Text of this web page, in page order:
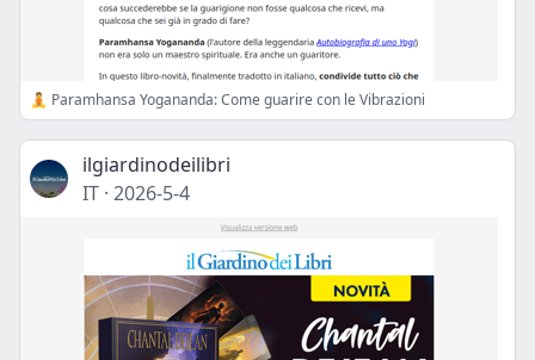
🧘 Paramhansa Yogananda: Come guarire con le Vibrazioni
ilgiardinodeilibri
IT · 2026-5-4